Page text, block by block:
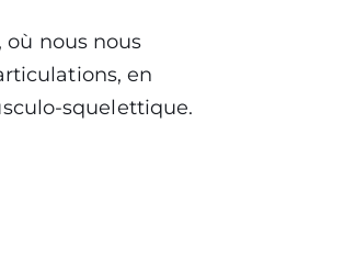
, où nous nous
en
squelettique.